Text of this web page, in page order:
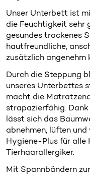
Unser Unterbett ist
die Feuchtigkeit sehr
gesundes trockenes
hautfreundliche,
zusätzlich angenehm
Durch die Steppung
unseres Unterbettes
macht die
strapazierfähig.
lässt sich das
abnehmen, lüften
Hygiene-Plus für alle
Tierhaarallergiker.
Mit Spannbändern